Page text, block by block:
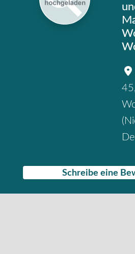
45,
(
Schreibe eine